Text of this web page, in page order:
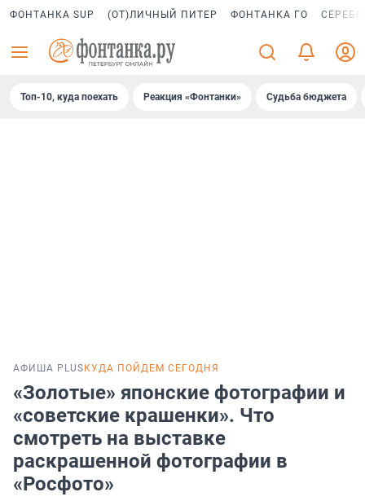
ФОНТАНКА SUP (ОТ)ЛИЧНЫЙ ПИТЕР ФОНТАНКА ГО
Топ-10, куда поехать Реакция «Фонтанки» Судьба бюджета
АФИША PLUS КУДА ПОЙДЕМ СЕГОДНЯ
«Золотые» японские фотографии и
«советские крашенки». Что
смотреть на выставке
раскрашенной фотографии в
«Росфото»